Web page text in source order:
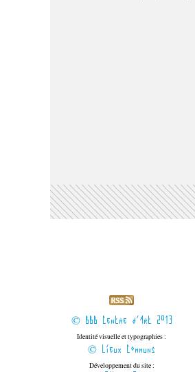
© BBB Centre d'Art 2013
Identité visuelle et typographies :
© Lieux Communs
Développement du site :